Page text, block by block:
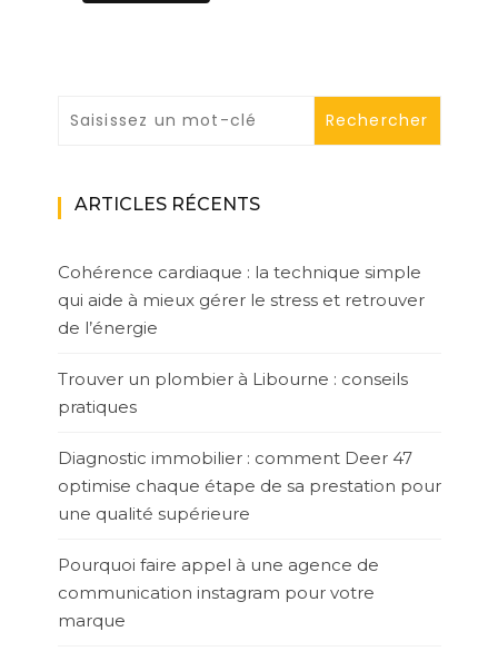
ARTICLES RÉCENTS
Cohérence cardiaque : la technique simple
qui aide à mieux gérer le stress et retrouver
de l’énergie
Trouver un plombier à Libourne : conseils
pratiques
Diagnostic immobilier : comment Deer 47
optimise chaque étape de sa prestation pour
une qualité supérieure
Pourquoi faire appel à une agence de
communication instagram pour votre
marque